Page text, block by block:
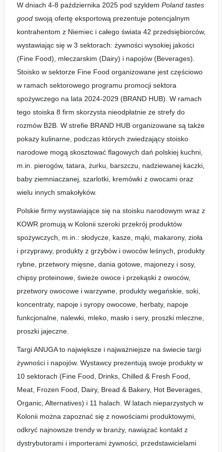
W dniach 4-8 października 2025 pod szyldem Poland tastes
goodswoją ofertę eksportową prezentuje potencjalnym
kontrahentom z Niemiec i całego świata 42 przedsiębiorców,
wystawiając się w 3 sektorach: żywności wysokiej jakości
(Fine Food), mleczarskim (Dairy) i napojów (Beverages).
Stoisko w sektorze Fine Food organizowane jest częściowo
w ramach sektorowego programu promocji sektora
spożywczego na lata 2024-2029 (BRAND HUB). W ramach
tego stoiska 8 firm skorzysta nieodpłatnie ze strefy do
rozmów B2B. W strefie BRAND HUB organizowane są także
pokazy kulinarne, podczas których zwiedzający stoisko
narodowe mogą skosztować flagowych dań polskiej kuchni,
m.in. pierogów, tatara, żurku, barszczu, nadziewanej kaczki,
baby ziemniaczanej, szarlotki, kremówki z owocami oraz
wielu innych smakołyków.
Polskie firmy wystawiające się na stoisku narodowym wraz z
KOWR promują w Kolonii szeroki przekrój produktów
spożywczych, m.in.: słodycze, kasze, mąki, makarony, zioła
i przyprawy, produkty z grzybów i owoców leśnych, produkty
rybne, przetwory mięsne, dania gotowe, majonezy i sosy,
chipsy proteinowe, świeże owoce i przekąski z owoców,
przetwory owocowe i warzywne, produkty wegańskie, soki,
koncentraty, napoje i syropy owocowe, herbaty, napoje
funkcjonalne, nalewki, mleko, masło i sery, proszki mleczne,
proszki jajeczne.
Targi ANUGA to największe i najważniejsze na świecie targi
żywności i napojów. Wystawcy prezentują swoje produkty w
10 sektorach (Fine Food, Drinks, Chilled & Fresh Food,
Meat, Frozen Food, Dairy, Bread & Bakery, Hot Beverages,
Organic, Alternatives) i 11 halach. W latach nieparzystych w
Kolonii można zapoznać się z nowościami produktowymi,
odkryć najnowsze trendy w branży, nawiązać kontakt z
dystrybutorami i importerami żywności, przedstawicielami